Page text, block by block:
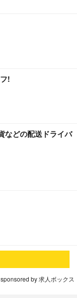
!
などの配送ドライバ
sponsored by 求人ボックス